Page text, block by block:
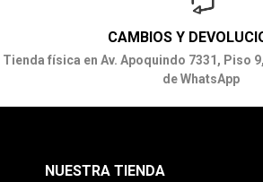
CAMBIOS Y
Tienda física en Av. Apoquindo 7331, Piso
de WhatsApp
NUESTRA TIENDA